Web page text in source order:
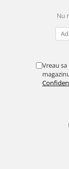
Nu
Vreau